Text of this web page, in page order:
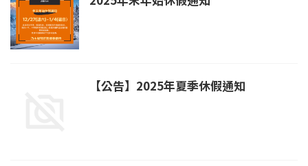
【公告】2025年夏季休假通知